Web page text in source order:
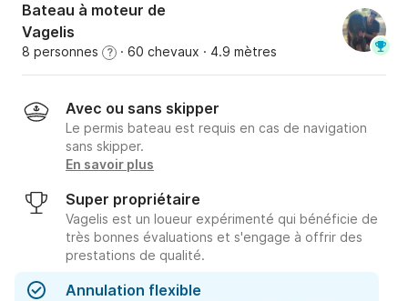
Bateau à moteur de
Vagelis
8 personnes ? · 60 chevaux · 4.9 mètres
Avec ou sans skipper
Le permis bateau est requis en cas de navigation
sans skipper.
En savoir plus
Super propriétaire
Vagelis est un loueur expérimenté qui bénéficie de
très bonnes évaluations et s'engage à offrir des
prestations de qualité.
Annulation flexible